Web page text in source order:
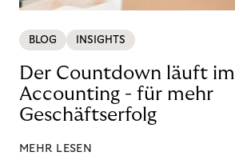
BLOG INSIGHTS
Der Countdown läuft im
Accounting - für mehr
Geschäftserfolg
MEHR LESEN